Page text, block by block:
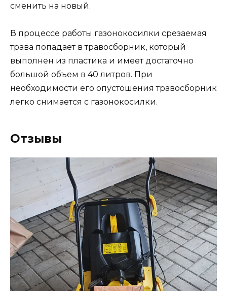
сменить на новый.
В процессе работы газонокосилки срезаемая
трава попадает в травосборник, который
выполнен из пластика и имеет достаточно
большой объем в 40 литров. При
необходимости его опустошения травосборник
легко снимается с газонокосилки.
Отзывы